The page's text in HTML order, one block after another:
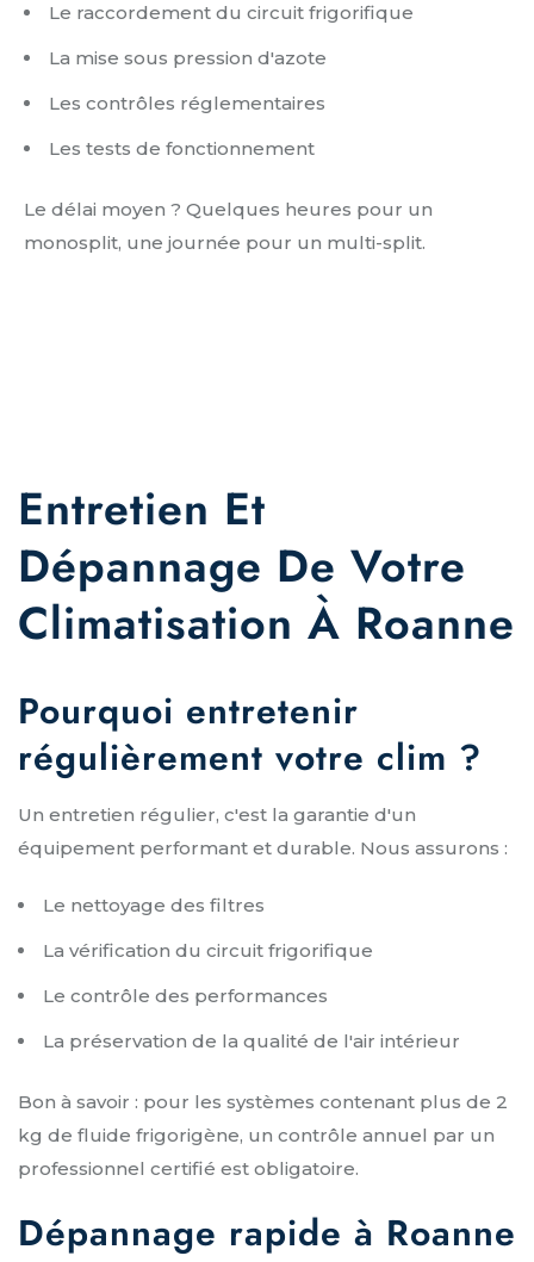
Le raccordement du circuit frigorifique
La mise sous pression d'azote
Les contrôles réglementaires
Les tests de fonctionnement
Le délai moyen ? Quelques heures pour un
monosplit, une journée pour un multi-split.
Entretien Et
Dépannage De Votre
Climatisation À Roanne
Pourquoi entretenir
régulièrement votre clim ?
Un entretien régulier, c'est la garantie d'un
équipement performant et durable. Nous assurons :
Le nettoyage des filtres
La vérification du circuit frigorifique
Le contrôle des performances
La préservation de la qualité de l'air intérieur
Bon à savoir : pour les systèmes contenant plus de 2
kg de fluide frigorigène, un contrôle annuel par un
professionnel certifié est obligatoire.
Dépannage rapide à Roanne